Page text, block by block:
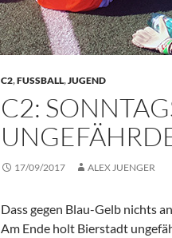
C2,FUSSBALL,JUGEND
C2:
17/09/2017 ALEX JUENGER
Dass gegen Blau-Gelb nichts
Am Ende holt Bierstadt